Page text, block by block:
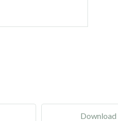
Download